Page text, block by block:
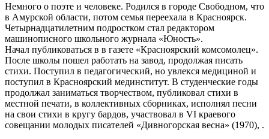
Немного о поэте и человеке. Родился в городе Свободном, что
в Амурской области, потом семья переехала в Красноярск.
Четырнадцатилетним подростком стал редактором
машинописного школьного журнала «Юность».
Начал публиковаться в в газете «Красноярский комсомолец».
После школы пошел работать на завод, продолжая писать
стихи. Поступил в педагогический, но увлекся медициной и
поступил в Красноярский мединститут. В студенческие годы
продолжал заниматься творчеством, публиковал стихи в
местной печати, в коллективных сборниках, исполнял песни
на свои стихи в кругу бардов, участвовал в VI краевого
совещании молодых писателей «Дивногорская весна» (1970), .